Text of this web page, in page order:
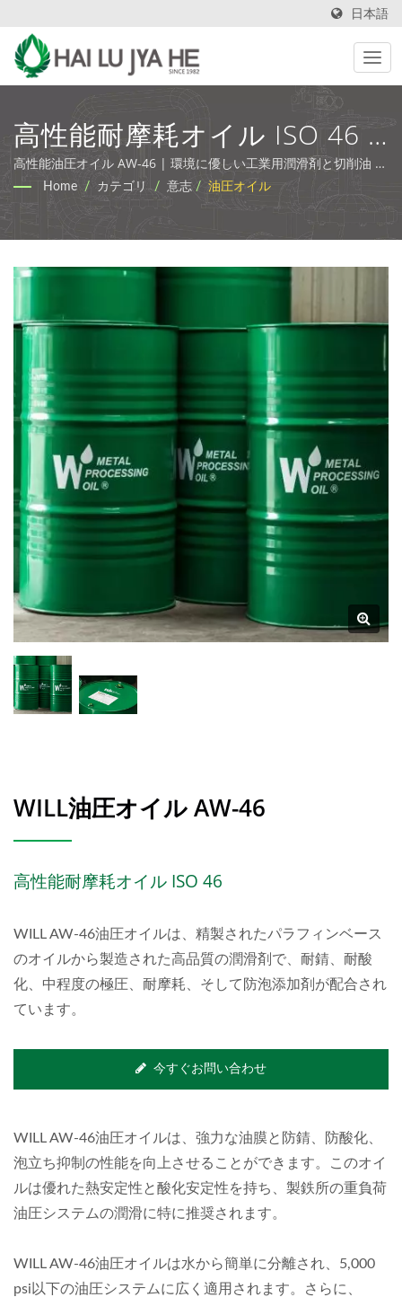
日本語
高性能耐摩耗オイル ISO 46 |
プレミアム金属加工液と廃水
ソリューション | HLJH
高性能油圧オイル AW-46 | 環境に優しい工業用潤滑剤と切削油 |
HLJH
Home / カテゴリ / 意志 / 油圧オイル
WILL油圧オイル AW-46
高性能耐摩耗オイル ISO 46
WILL AW-46油圧オイルは、精製されたパラフィンベース
のオイルから製造された高品質の潤滑剤で、耐錆、耐酸
化、中程度の極圧、耐摩耗、そして防泡添加剤が配合され
ています。
今すぐお問い合わせ
WILL AW-46油圧オイルは、強力な油膜と防錆、防酸化、
泡立ち抑制の性能を向上させることができます。このオイ
ルは優れた熱安定性と酸化安定性を持ち、製鉄所の重負荷
油圧システムの潤滑に特に推奨されます。
WILL AW-46油圧オイルは水から簡単に分離され、5,000
psi以下の油圧システムに広く適用されます。さらに、